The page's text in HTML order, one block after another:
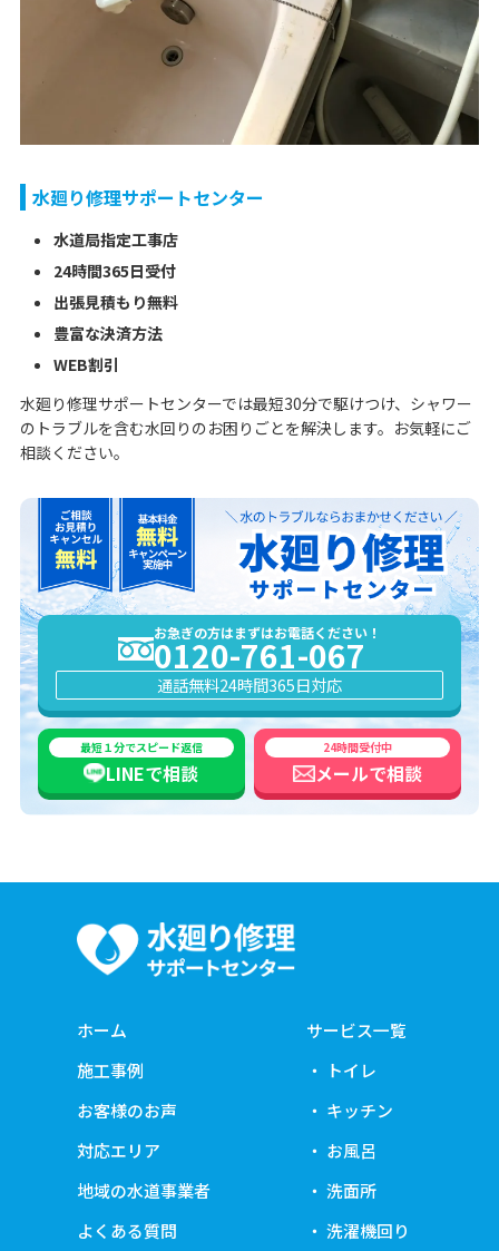
水廻り修理サポートセンター
水道局指定工事店
24時間365日受付
出張見積もり無料
豊富な決済方法
WEB割引
水廻り修理サポートセンターでは最短30分で駆けつけ、シャワー
のトラブルを含む水回りのお困りごとを解決します。お気軽にご
相談ください。
お急ぎの方はまずはお電話ください！
0120-761-067
通話無料24時間365日対応
最短１分でスピード返信
LINEで相談
24時間受付中
メールで相談
ホーム
施工事例
お客様のお声
対応エリア
地域の水道事業者
よくある質問
サービス一覧
トイレ
キッチン
お風呂
洗面所
洗濯機回り